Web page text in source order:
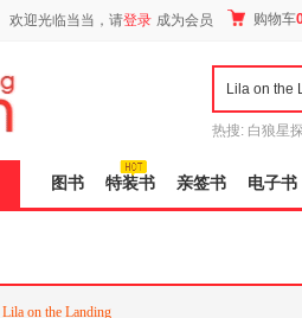
欢迎光临当当，请登录 成为会员 购物车
热搜: 白狼星
图书 特装书 亲签书 电子书
Lila on the Landing